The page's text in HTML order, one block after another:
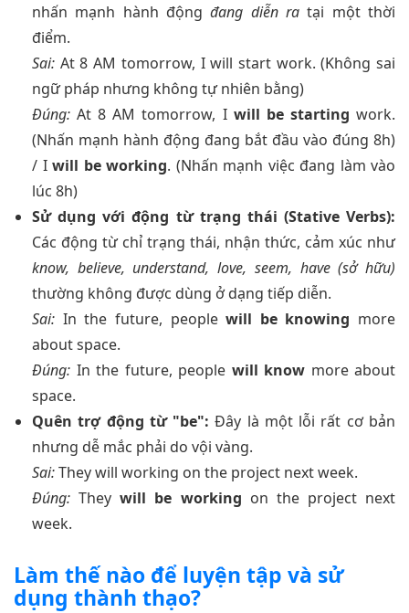
nhấn mạnh hành độngđang diễn ra tại một thời
điểm.
Sai: At 8 AM tomorrow, I will start work. (Không sai
ngữ pháp nhưng không tự nhiên bằng)
Đúng: At 8 AM tomorrow, I will be starting work.
(Nhấn mạnh hành động đang bắt đầu vào đúng 8h)
/ I will be working. (Nhấn mạnh việc đang làm vào
lúc 8h)
Sử dụng với động từ trạng thái (Stative Verbs):
Các động từ chỉ trạng thái, nhận thức, cảm xúc như
know, believe, understand, love, seem, have (sở hữu)
thường không được dùng ở dạng tiếp diễn.
Sai: In the future, peoplewill be knowing more
about space.
Đúng: In the future, people will know more about
space.
Quên trợ động từ "be": Đây là một lỗi rất cơ bản
nhưng dễ mắc phải do vội vàng.
Sai:They will working on the project next week.
Đúng: Theywill be working on the project next
week.
Làm thế nào để luyện tập và sử
dụng thành thạo?